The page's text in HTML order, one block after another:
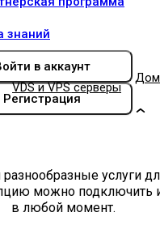
знаний
в аккаунт
Регистрация
VDS и VPS серверы
услуги
можно подключить
в любой момент.